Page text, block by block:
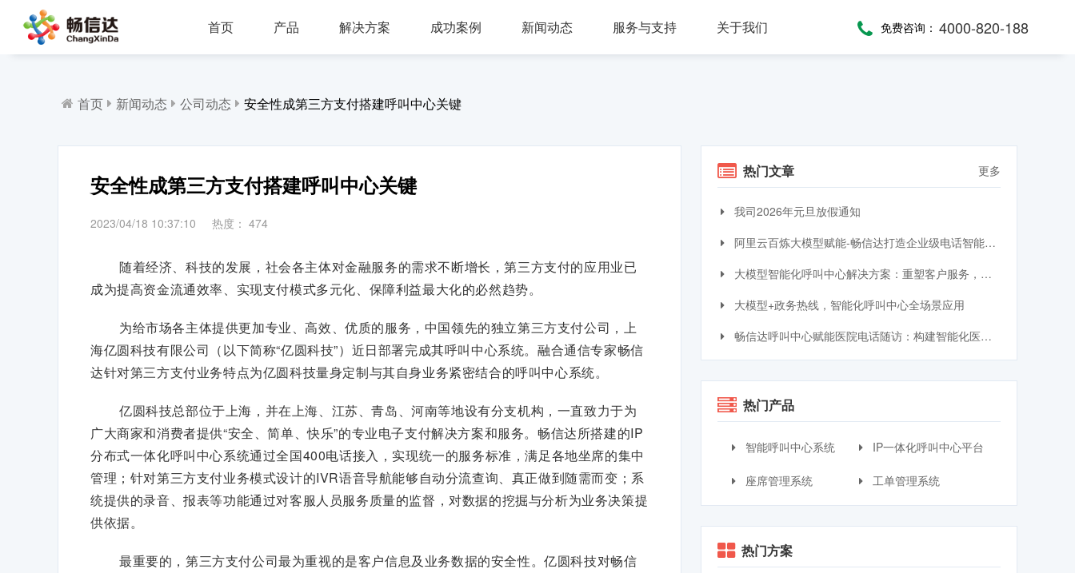
首页 产品 解决方案 成功案例 新闻动态 服务与支持 关于我们 免费咨询： 4000-820-188
首页 新闻动态 公司动态 安全性成第三方支付搭建呼叫中心关键
安全性成第三方支付搭建呼叫中心关键
2023/04/18 10:37:10 热度： 474
随着经济、科技的发展，社会各主体对金融服务的需求不断增长，第三方支付的应用业已
成为提高资金流通效率、实现支付模式多元化、保障利益最大化的必然趋势。
为给市场各主体提供更加专业、高效、优质的服务，中国领先的独立第三方支付公司，上
海亿圆科技有限公司（以下简称“亿圆科技”）近日部署完成其呼叫中心系统。融合通信专家畅信
达针对第三方支付业务特点为亿圆科技量身定制与其自身业务紧密结合的呼叫中心系统。
亿圆科技总部位于上海，并在上海、江苏、青岛、河南等地设有分支机构，一直致力于为
广大商家和消费者提供“安全、简单、快乐”的专业电子支付解决方案和服务。畅信达所搭建的IP
分布式一体化呼叫中心系统通过全国400电话接入，实现统一的服务标准，满足各地坐席的集中
管理；针对第三方支付业务模式设计的IVR语音导航能够自动分流查询、真正做到随需而变；系
统提供的录音、报表等功能通过对客服人员服务质量的监督，对数据的挖掘与分析为业务决策提
供依据。
最重要的，第三方支付公司最为重视的是客户信息及业务数据的安全性。亿圆科技对畅信
热门文章 更多
我司2026年元旦放假通知
阿里云百炼大模型赋能-畅信达打造企业级电话智能体与智能呼叫中心完整方案
大模型智能化呼叫中心解决方案：重塑客户服务，引领交互革命
大模型+政务热线，智能化呼叫中心全场景应用
畅信达呼叫中心赋能医院电话随访：构建智能化医患服务
热门产品
智能呼叫中心系统 IP一体化呼叫中心平台
座席管理系统 工单管理系统
热门方案